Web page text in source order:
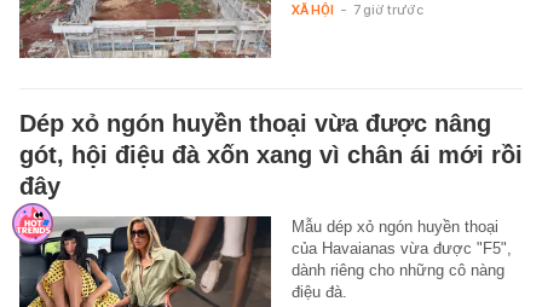
XÃ HỘI - 7 giờ trước
Dép xỏ ngón huyền thoại vừa được nâng
gót, hội điệu đà xốn xang vì chân ái mới rồi
đây
Mẫu dép xỏ ngón huyền thoại
của Havaianas vừa được "F5",
dành riêng cho những cô nàng
điệu đà.